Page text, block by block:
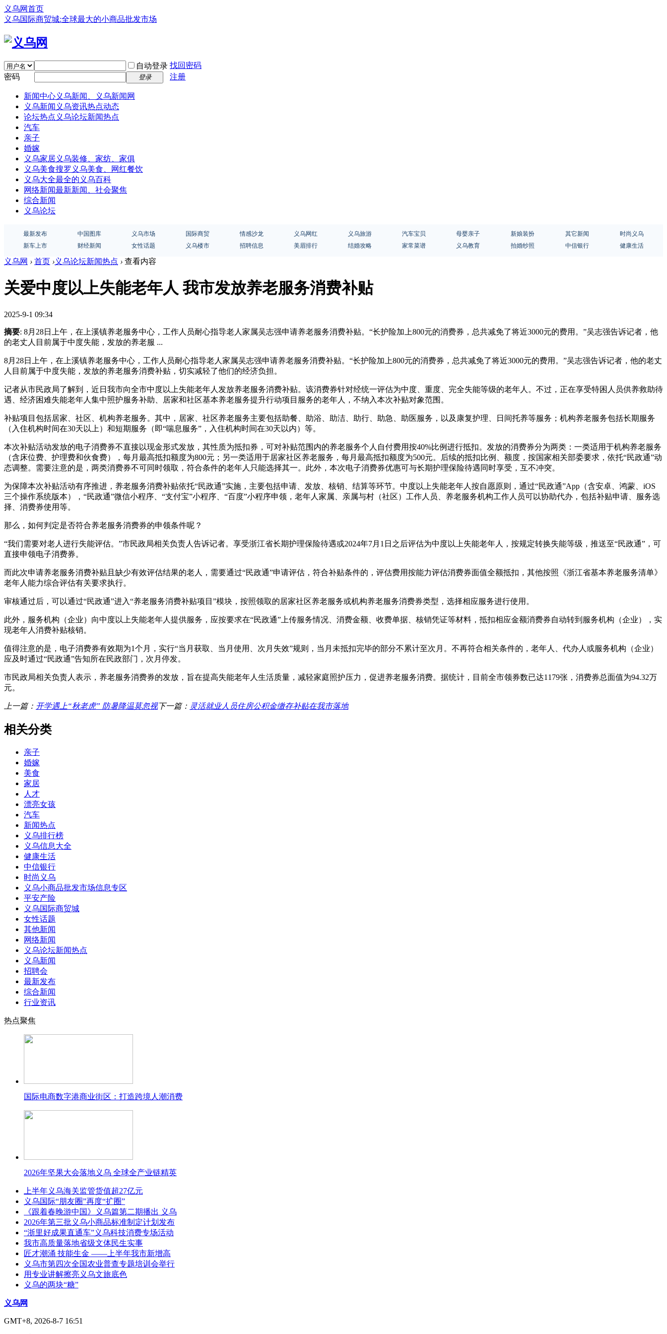
义乌网首页
义乌国际商贸城:全球最大的小商品批发市场
自动登录 找回密码
密码
登录 注册
新闻中心义乌新闻、义乌新闻网
义乌新闻 义乌资讯热点动态
论坛热点 义乌论坛新闻热点
汽车
亲子
婚嫁
义乌家居义乌装修、家纺、家俱
义乌美食搜罗义乌美食、网红餐饮
义乌大全最全的义乌百科
网络新闻最新新闻、社会聚焦
综合新闻
义乌论坛
最新发布 中国图库 义乌市场 国际商贸 情感沙龙 义乌网红 义乌旅游 汽车宝贝 母婴亲子 新娘装扮 其它新闻
时尚义乌
新车上市
财经新闻 女性话题 义乌楼市 招聘信息 美眉排行 结婚攻略 家常菜谱 义乌教育 拍婚纱照 中信银行 健康生活
义乌网 › 首页 ›义乌论坛新闻热点 › 查看内容
关爱中度以上失能老年人 我市发放养老服务消费补贴
2025-9-1 09:34
摘要: 8月28日上午，在上溪镇养老服务中心，工作人员耐心指导老人家属吴志强申请养老服务消费补贴。“长护险加上800元的消费券，总共减免了将近3000元的费用。”吴志强告诉记者，他
的老丈人目前属于中度失能，发放的养老服 ...
8月28日上午，在上溪镇养老服务中心，工作人员耐心指导老人家属吴志强申请养老服务消费补贴。“长护险加上800元的消费券，总共减免了将近3000元的费用。”吴志强告诉记者，他的老丈
人目前属于中度失能，发放的养老服务消费补贴，切实减轻了他们的经济负担。
记者从市民政局了解到，近日我市向全市中度以上失能老年人发放养老服务消费补贴。该消费券针对经统一评估为中度、重度、完全失能等级的老年人。不过，正在享受特困人员供养救助待
遇、经济困难失能老年人集中照护服务补助、居家和社区基本养老服务提升行动项目服务的老年人，不纳入本次补贴对象范围。
补贴项目包括居家、社区、机构养老服务。其中，居家、社区养老服务主要包括助餐、助浴、助洁、助行、助急、助医服务，以及康复护理、日间托养等服务；机构养老服务包括长期服务
（入住机构时间在30天以上）和短期服务（即“喘息服务”，入住机构时间在30天以内）等。
本次补贴活动发放的电子消费券不直接以现金形式发放，其性质为抵扣券，可对补贴范围内的养老服务个人自付费用按40%比例进行抵扣。发放的消费券分为两类：一类适用于机构养老服务
（含床位费、护理费和伙食费），每月最高抵扣额度为800元；另一类适用于居家社区养老服务，每月最高抵扣额度为500元。后续的抵扣比例、额度，按国家相关部委要求，依托“民政通”动
态调整。需要注意的是，两类消费券不可同时领取，符合条件的老年人只能选择其一。此外，本次电子消费券优惠可与长期护理保险待遇同时享受，互不冲突。
为保障本次补贴活动有序推进，养老服务消费补贴依托“民政通”实施，主要包括申请、发放、核销、结算等环节。中度以上失能老年人按自愿原则，通过“民政通”App（含安卓、鸿蒙、iOS
三个操作系统版本），“民政通”微信小程序、“支付宝”小程序、“百度”小程序申领，老年人家属、亲属与村（社区）工作人员、养老服务机构工作人员可以协助代办，包括补贴申请、服务选
择、消费券使用等。
那么，如何判定是否符合养老服务消费券的申领条件呢？
“我们需要对老人进行失能评估。”市民政局相关负责人告诉记者。享受浙江省长期护理保险待遇或2024年7月1日之后评估为中度以上失能老年人，按规定转换失能等级，推送至“民政通”，可
直接申领电子消费券。
而此次申请养老服务消费补贴且缺少有效评估结果的老人，需要通过“民政通”申请评估，符合补贴条件的，评估费用按能力评估消费券面值全额抵扣，其他按照《浙江省基本养老服务清单》
老年人能力综合评估有关要求执行。
审核通过后，可以通过“民政通”进入“养老服务消费补贴项目”模块，按照领取的居家社区养老服务或机构养老服务消费券类型，选择相应服务进行使用。
此外，服务机构（企业）向中度以上失能老年人提供服务，应按要求在“民政通”上传服务情况、消费金额、收费单据、核销凭证等材料，抵扣相应金额消费券自动转到服务机构（企业），实
现老年人消费补贴核销。
值得注意的是，电子消费券有效期为1个月，实行“当月获取、当月使用、次月失效”规则，当月未抵扣完毕的部分不累计至次月。不再符合相关条件的，老年人、代办人或服务机构（企业）
应及时通过“民政通”告知所在民政部门，次月停发。
市民政局相关负责人表示，养老服务消费券的发放，旨在提高失能老年人生活质量，减轻家庭照护压力，促进养老服务消费。据统计，目前全市领券数已达1179张，消费券总面值为94.32万
元。
上一篇： 开学遇上“秋老虎” 防暑降温莫忽视下一篇： 灵活就业人员住房公积金缴存补贴在我市落地
相关分类
亲子
婚嫁
美食
家居
人才
漂亮女孩
汽车
新闻热点
义乌排行榜
义乌信息大全
健康生活
中信银行
时尚义乌
义乌小商品批发市场信息专区
平安产险
义乌国际商贸城
女性话题
其他新闻
网络新闻
义乌论坛新闻热点
义乌新闻
招聘会
最新发布
综合新闻
行业资讯
热点聚焦
国际电商数字港商业街区：打造跨境人潮消费
2026年坚果大会落地义乌 全球全产业链精英
上半年义乌海关监管货值超27亿元
义乌国际“朋友圈”再度“扩圈”
《跟着春晚游中国》义乌篇第二期播出 义乌
2026年第三批义乌小商品标准制定计划发布
“浙里好成果直通车”义乌科技消费专场活动
我市高质量落地省级文体民生实事
匠才潮涌 技能生金 ——上半年我市新增高
义乌市第四次全国农业普查专题培训会举行
用专业讲解擦亮义乌文旅底色
义乌的两块“糖”
义乌网
GMT+8, 2026-8-7 16:51